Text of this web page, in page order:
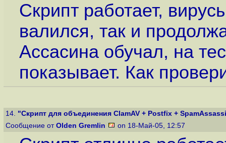
Скрипт работает,
валился, так и
Ассасина обучал, на
показывает. Как
14. "Скрипт для объединения ClamAV + Postfix +
Сообщение от Olden Gremlin on 18-Май-05, 12:57